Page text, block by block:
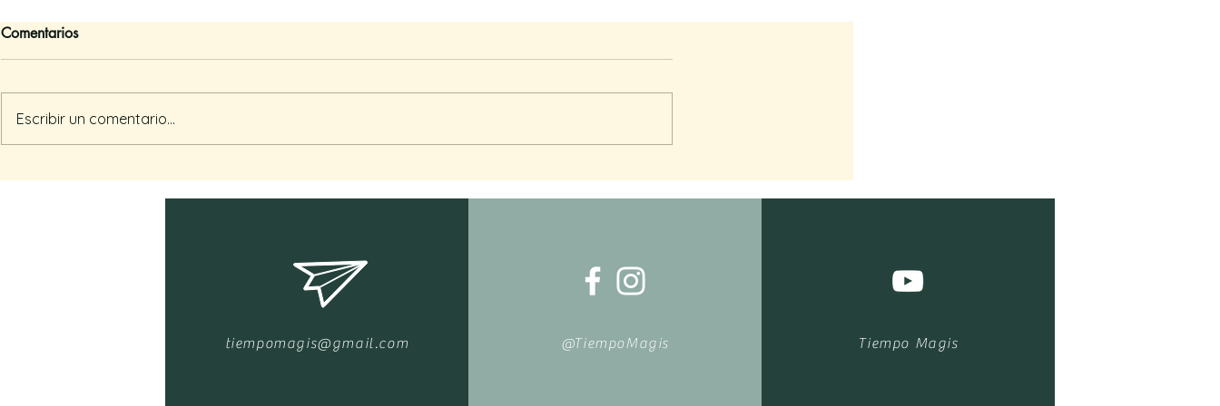
¿A dónde voy?
hombres
Comentarios
Escribir un comentario...
tiempomagis@gmail.com @TiempoMagis Tiempo Magis